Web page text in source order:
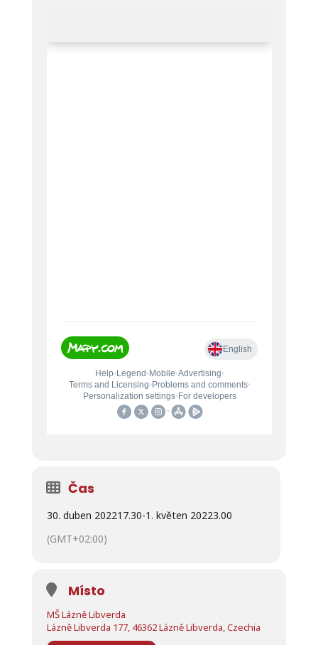
Čas
30. duben 202217.30-1. květen 20223.00
(GMT+02:00)
Místo
MŠ Lázně Libverda
Lázně Libverda 177, 46362 Lázně Libverda, Czechia